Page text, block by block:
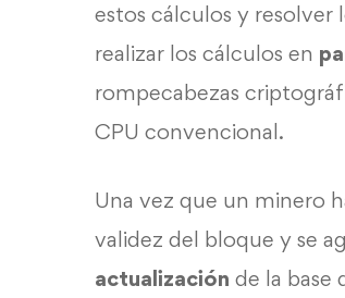
estos cálculos y resolver
realizar los cálculos en
rompecabezas
CPU convencional.
Una vez que un minero
validez del bloque y se
actualización de la base